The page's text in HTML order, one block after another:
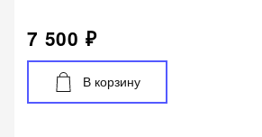
7 500 ₽
В корзину